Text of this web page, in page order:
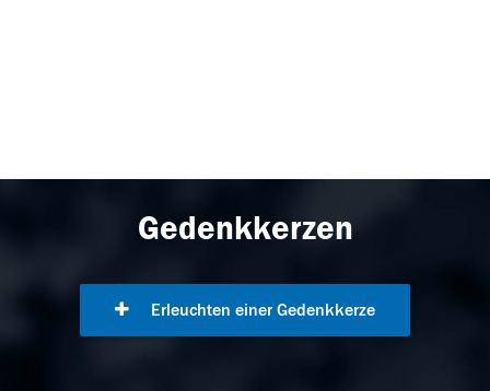
Gedenkkerzen
Erleuchten einer Gedenkkerze